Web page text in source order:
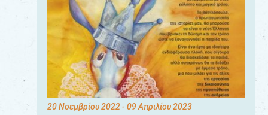
20 Νοεμβρίου 2022- 09 Απριλίου 2023